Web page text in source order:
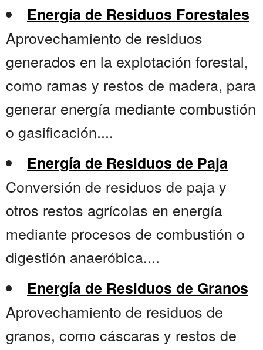
Energía de Residuos Forestales
Aprovechamiento de residuos
generados en la explotación forestal,
como ramas y restos de madera, para
generar energía mediante combustión
o gasificación....
Energía de Residuos de Paja
Conversión de residuos de paja y
otros restos agrícolas en energía
mediante procesos de combustión o
digestión anaeróbica....
Energía de Residuos de Granos
Aprovechamiento de residuos de
granos, como cáscaras y restos de